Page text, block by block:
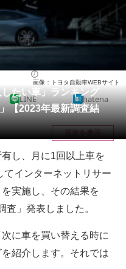
域
・育児
たい車」ランキング
【2023年最新調査結
画像：トヨタ自動車WEBサイト
LINE hatena
目次を表示
し、月に1回以上車を
インターネットリサー
実施し、その結果を
査」発表しました。
に車を買い替える時に
紹介します。それでは